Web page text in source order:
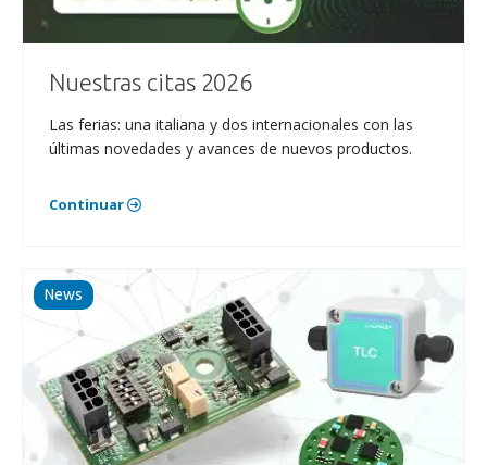
Nuestras citas 2026
Las ferias: una italiana y dos internacionales con las
últimas novedades y avances de nuevos productos.
Continuar
News